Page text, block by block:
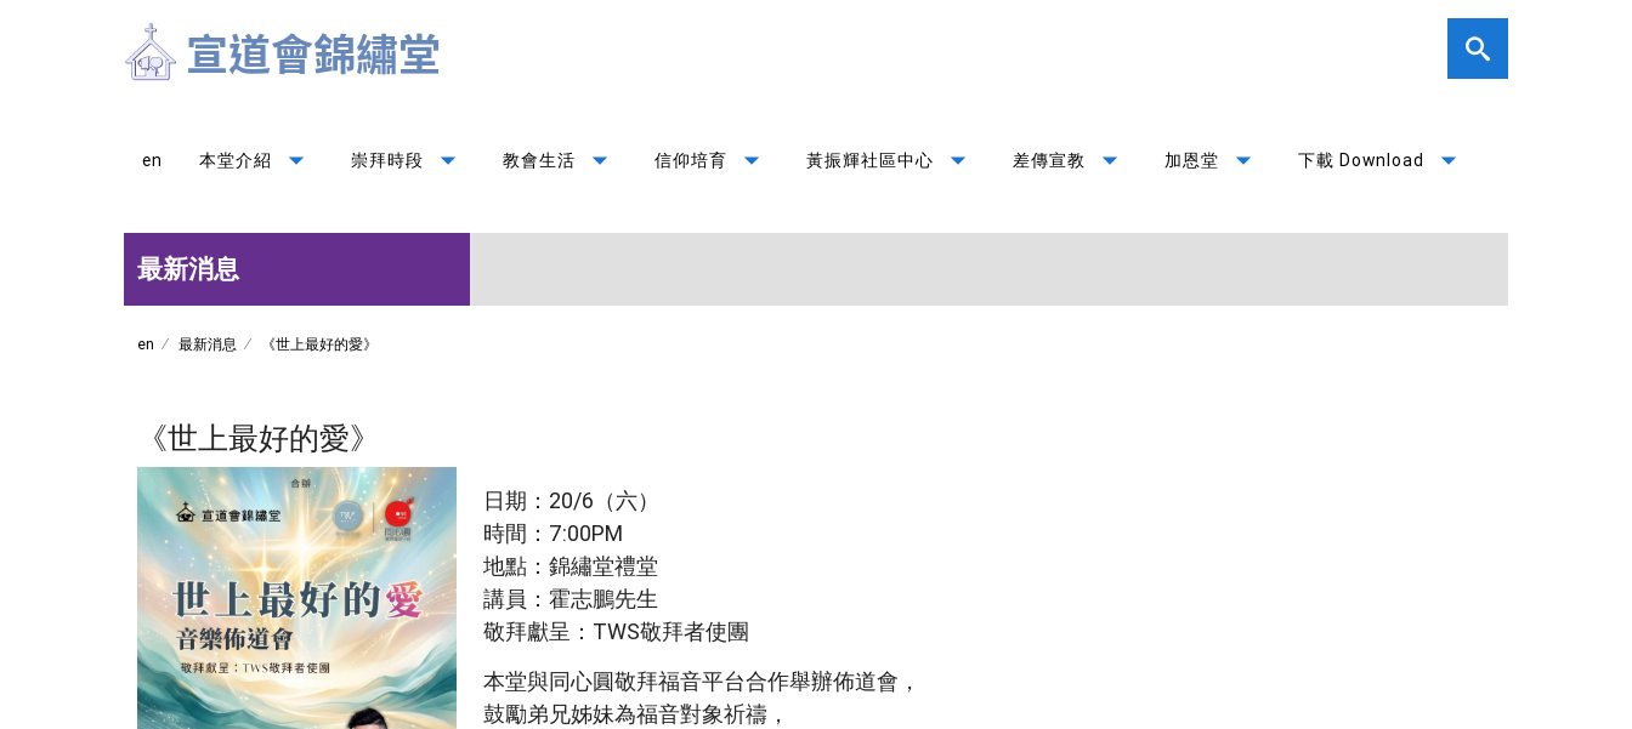
en 本堂介紹 arrow_drop_down 崇拜時段 arrow_drop_down 教會生活 arrow_drop_down 信仰培育 arrow_drop_down 黃振輝社區中心 arrow_drop_down 差傳宣教 arrow_drop_down 加恩堂 arrow_drop_down 下載 Download arrow_drop_down
最新消息
en 最新消息 《世上最好的愛》
《世上最好的愛》
日期：20/6（六）
時間：7:00PM
地點：錦繡堂禮堂
講員：霍志鵬先生
敬拜獻呈：TWS敬拜者使團
本堂與同心圓敬拜福音平台合作舉辦佈道會，
鼓勵弟兄姊妹為福音對象祈禱，